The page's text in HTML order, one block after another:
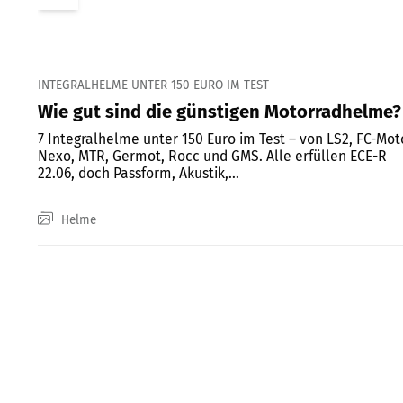
INTEGRALHELME UNTER 150 EURO IM TEST
Wie gut sind die günstigen Motorradhelme?
7 Integralhelme unter 150 Euro im Test – von LS2, FC-
Nexo, MTR, Germot, Rocc und GMS. Alle erfüllen ECE-R
22.06, doch Passform, Akustik,...
Helme